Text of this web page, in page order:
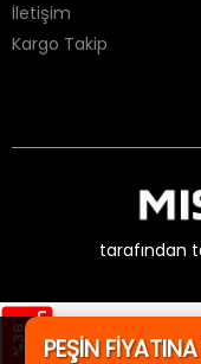
%
3
6
İ
n
d
i
r
im 1099,99 TL
699,99 TL
İletişim
Kargo Takip
tarafından
Üzgünüz,
PEŞİN